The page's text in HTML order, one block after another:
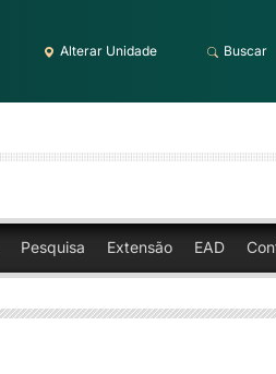
Alterar Unidade Buscar
Pesquisa Extensão EAD